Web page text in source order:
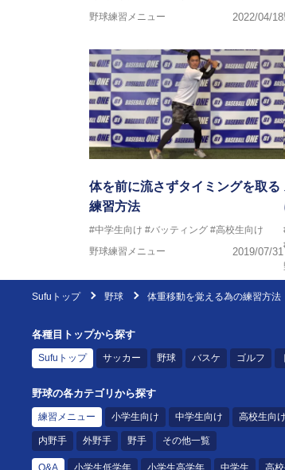
野球練習メニュー
2022/04/18
体を前に流さずタイミングを取る
練習方法
#中学生向け #バッティング #高校生向け
野球練習メニュー
2019/07/31
Sufuトップ 野球 体重移動を覚える為の練習方法
各種目トップから探す
Sufuトップ サッカー 野球 バスケ ゴルフ
野球の各カテゴリから探す
練習メニュー 小学生向け 中学生向け 高校生向け
内野手 外野手 野手 その他一覧
Q&A 小学生低学年 小学生高学年 中学生 高